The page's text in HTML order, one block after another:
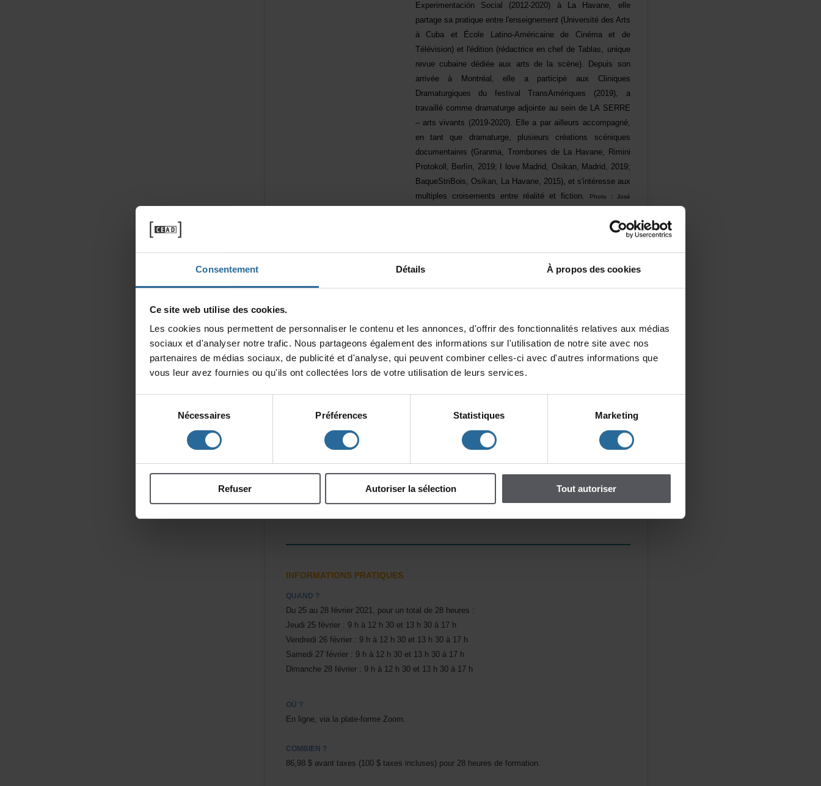
Consentement Détails Àproposdescookies
Cesitewebutilisedescookies.
Lescookiesnouspermettentdepersonnaliserlecontenuetlesannonces,d'offrirdesfonctionnalitésrelativesauxmédias
sociauxetd'analysernotretrafic.Nouspartageonségalementdesinformationssurl'utilisationdenotresiteavecnos
partenairesdemédiassociaux,depublicitéetd'analyse,quipeuventcombinercelles-ciavecd'autresinformationsque
vousleuravezfourniesouqu'ilsontcollectéeslorsdevotreutilisationdeleursservices.
consentement
Nécessaires Préférences Statistiques Marketing
Refuser Autoriserlasélection Toutautoriser
ExperimentaciónSocial(2012-2020)àLaHavane,elle
partagesapratiqueentrel'enseignement(UniversitédesArts
àCubaetÉcoleLatino-AméricainedeCinémaetde
Télévision)etl'édition(rédactriceenchefdeTablas,unique
revuecubainedédiéeauxartsdelascène).Depuisson
arrivéeàMontréal,elleaparticipéauxCliniques
DramaturgiquesdufestivalTransAmériques(2019),a
travaillécommedramaturgeadjointeauseindeLASERRE
–artsvivants(2019-2020).Elleaparailleursaccompagné,
entantquedramaturge,plusieurscréationsscéniques
documentaires(Granma,TrombonesdeLaHavane,Rimini
Protokoll,Berlín,2019;IloveMadrid,Osikan,Madrid,2019;
BaqueStriBois,Osikan,LaHavane,2015),ets'intéresseaux
multiplescroisementsentreréalitéetfiction.
Photo:José
KUHN
nourritdepuisplusieursannéesunintérêtmarqué
PRINT,collectifderecherchesurlespratiques
interartistiquescontemporaines.SonpassageauCentredes
dramaturgiqueetartistique,saparticipationrégulièreaux
avecplusieursartistesdelascène,d'icietd'ailleurs,
INFORMATIONSPRATIQUES
QUAND?
Du25au28février2021,pouruntotalde28heures:
Jeudi25février:9hà12h30et13h30à17h
Vendredi26février:9hà12h30et13h30à17h
Samedi27février:9hà12h30et13h30à17h
Dimanche28février:9hà12h30et13h30à17h
OÙ?
Enligne,vialaplate-formeZoom.
COMBIEN?
86,98$avanttaxes(100$taxesincluses)pour28heuresdeformation.